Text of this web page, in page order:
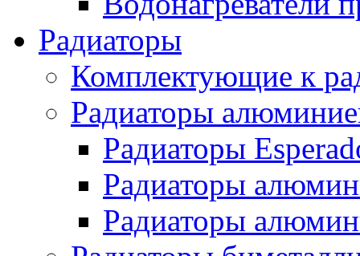
Радиаторы
Комплектующие к
Радиаторы
Радиаторы
Радиаторы
Радиаторы